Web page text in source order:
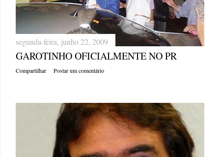
segunda-feira, junho 22, 2009
GAROTINHO OFICIALMENTE NO PR
Compartilhar Postar um comentário